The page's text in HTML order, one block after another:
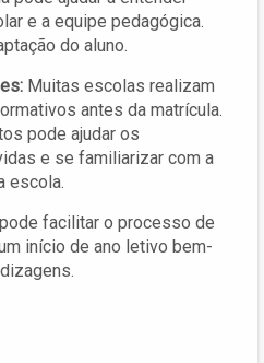
e a equipe pedagógica.
do aluno.
Muitas escolas realizam
antes da matrícula.
pode ajudar os
e se familiarizar com a
escola.
facilitar o processo de
início de ano letivo bem-